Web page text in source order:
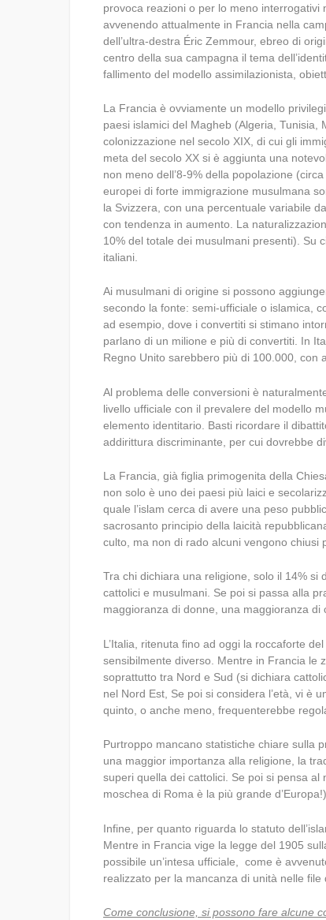
provoca reazioni o per lo meno interrogativi
avvenendo attualmente in Francia nella
dell’ultra-destra Éric Zemmour, ebreo di
centro della sua campagna il tema
fallimento del modello assimilazionista,
La Francia è ovviamente un modello
paesi islamici del Magheb (Algeria,
colonizzazione nel secolo XIX, di cui gli
meta del secolo XX si è aggiunta una
non meno dell’8-9% della popolazione
europei di forte immigrazione musulmana
la Svizzera, con una percentuale variabile
con tendenza in aumento. La
10% del totale dei musulmani presenti). Su
italiani.
Ai musulmani di origine si possono
secondo la fonte: semi-ufficiale o islamica,
ad esempio, dove i convertiti si stimano
parlano di un milione e più di convertiti. In
Regno Unito sarebbero più di 100.000, con
Al problema delle conversioni è
livello ufficiale con il prevalere del modello
elemento identitario. Basti ricordare il
addirittura discriminante, per cui dovrebbe
La Francia, già figlia primogenita della
non solo è uno dei paesi più laici e
quale l’islam cerca di avere una peso
sacrosanto principio della laicità
culto, ma non di rado alcuni vengono chiusi
Tra chi dichiara una religione, solo il 14%
cattolici e musulmani. Se poi si passa alla
maggioranza di donne, una maggioranza
L’Italia, ritenuta fino ad oggi la roccaforte
sensibilmente diverso. Mentre in Francia le
soprattutto tra Nord e Sud (si dichiara
nel Nord Est, Se poi si considera l’età, vi è
quinto, o anche meno, frequenterebbe
Purtroppo mancano statistiche chiare sulla
una maggior importanza alla religione, la
superi quella dei cattolici. Se poi si pensa
moschea di Roma è la più grande
Infine, per quanto riguarda lo statuto
Mentre in Francia vige la legge del 1905
possibile un’intesa ufficiale, come è
realizzato per la mancanza di unità nelle file
Come conclusione, si possono fare alcune